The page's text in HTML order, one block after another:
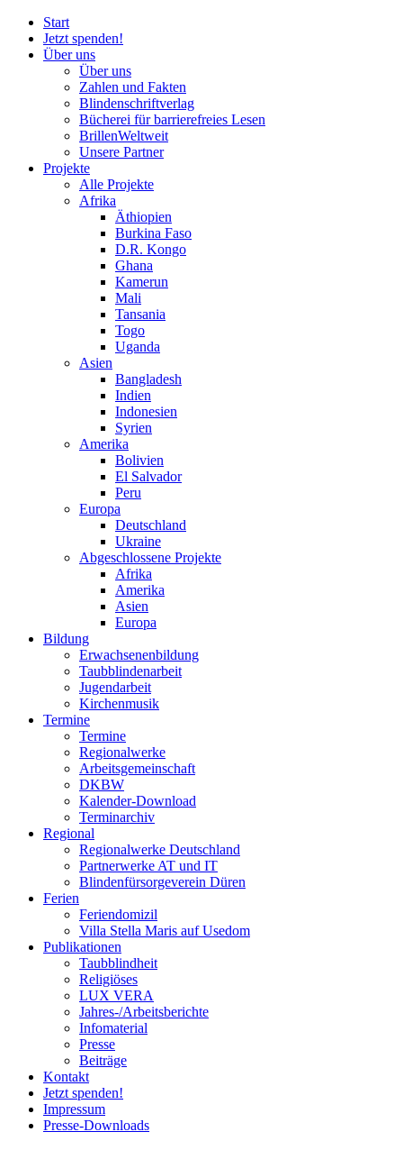
Start
Jetzt spenden!
Über uns
Über uns
Zahlen und Fakten
Blindenschriftverlag
Bücherei fürbarrierefreies Lesen
BrillenWeltweit
Unsere Partner
Projekte
Alle Projekte
Afrika
Äthiopien
Burkina Faso
D.R. Kongo
Ghana
Kamerun
Mali
Tansania
Togo
Uganda
Asien
Bangladesh
Indien
Indonesien
Syrien
Amerika
Bolivien
El Salvador
Peru
Europa
Deutschland
Ukraine
Abgeschlossene Projekte
Afrika
Amerika
Asien
Europa
Bildung
Erwachsenenbildung
Taubblindenarbeit
Jugendarbeit
Kirchenmusik
Termine
Termine
Regionalwerke
Arbeitsgemeinschaft
DKBW
Kalender-Download
Terminarchiv
Regional
Regionalwerke Deutschland
Partnerwerke AT und IT
Blindenfürsorgeverein Düren
Ferien
Feriendomizil
Villa Stella Maris auf Usedom
Publikationen
Taubblindheit
Religiöses
LUX VERA
Jahres-/​Arbeitsberichte
Infomaterial
Presse
Beiträge
Kontakt
Jetzt spenden!
Impressum
Presse-Downloads